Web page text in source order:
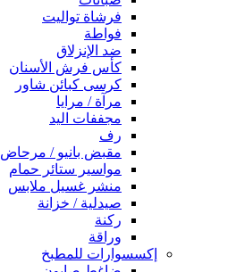
فرشاة تواليت
فواطة
ضد الإنزلاق
كأس فرش الأسنان
كرسى كبائن شاور
مرآة / مرايا
مجففات اليد
رف
مقبض بانيو / مرحاض
مواسير ستائر حمام
منشر غسيل ملابس
صيدلية / خزانة
ركنة
وراقة
إكسسوارات للمطبخ